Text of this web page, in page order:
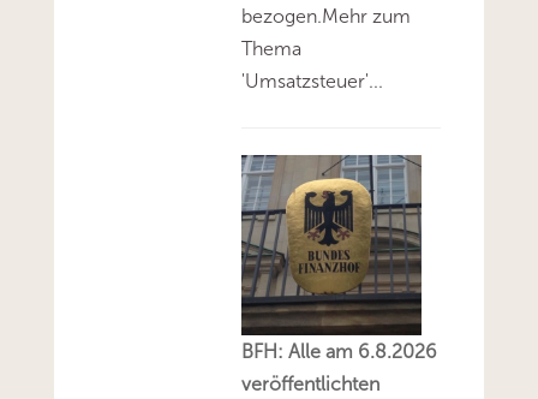
bezogen.Mehr zum
Thema
'Umsatzsteuer'...
BFH: Alle am 6.8.2026
veröffentlichten